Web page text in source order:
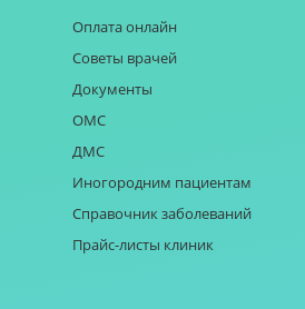
Оплата онлайн
Советы врачей
Документы
ОМС
ДМС
Иногородним пациентам
Справочник заболеваний
Прайс-листы клиник